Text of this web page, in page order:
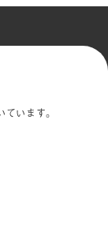
います。